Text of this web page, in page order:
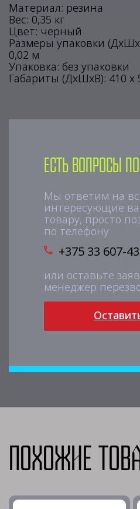
Материал: резина
Вес: 0,35 кг
Цвет: черный
Размеры упаковки
0,02 м
Упаковка: без упаковки
Габариты (ДхШхВ): 410 х
Есть вопросы
Мы ответим на
интересующие
товару, просто
по телефону
+375 33 607-
или оставьте
менеджер
Похожие